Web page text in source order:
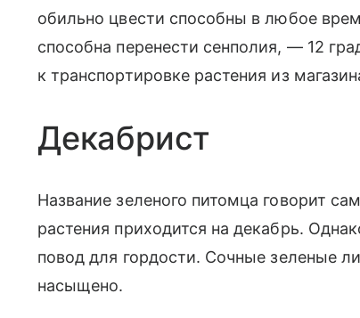
обильно цвести способны в любое
способна перенести сенполия, — 12
к транспортировке растения из
Декабрист
Название зеленого питомца говорит
растения приходится на декабрь.
повод для гордости. Сочные зеленые
насыщено.